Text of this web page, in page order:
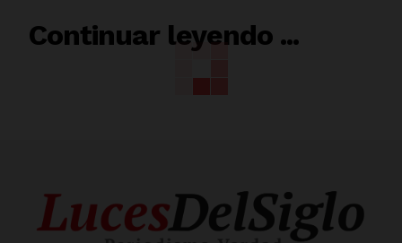
Continuar leyendo ...
RELACIONADO